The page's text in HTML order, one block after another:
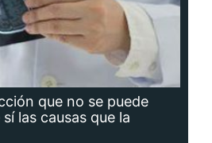
que no se puede
las causas que la